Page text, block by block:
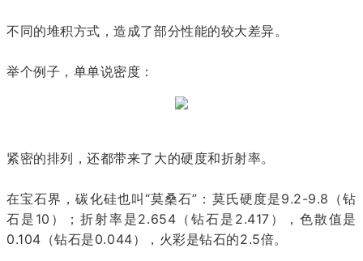
不同的堆积方式，造成了部分性能的较大差异。
举个例子，单单说密度：
紧密的排列，还都带来了大的硬度和折射率。
在宝石界，碳化硅也叫“莫桑石”：莫氏硬度是9.2-9.8（钻
石是10）；折射率是2.654（钻石是2.417），色散值是
0.104（钻石是0.044），火彩是钻石的2.5倍。